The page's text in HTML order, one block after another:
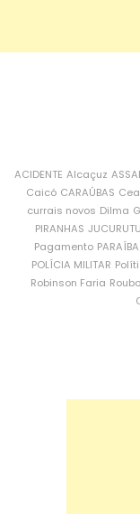
ACIDENTE Alcaçuz
Caicó CARAÚBAS
currais novos Dilma
PIRANHAS JUCURUTU
Pagamento PARAÍBA
POLÍCIA MILITAR
Robinson Faria Roubo